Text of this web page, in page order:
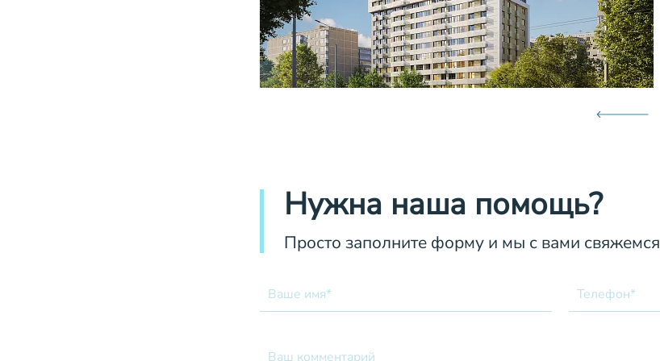
Нужна наша помощь?
Просто заполните форму и мы с вами свяжемся
Ваше имя* Телефон*
Ваш комментарий